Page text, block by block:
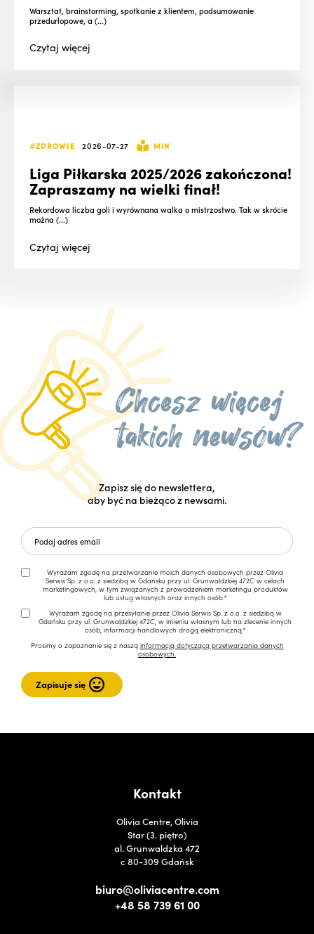
Warsztat, brainstorming, spotkanie z klientem, podsumowanie
przedurlopowe, a (...)
Czytajwięcej
#ZDROWIE 2026-07-27 MIN
Liga Piłkarska 2025/2026 zakończona!
Zapraszamy na wielki finał!
Rekordowa liczba goli i wyrównana walka o mistrzostwo. Tak w skrócie
można (...)
Czytajwięcej
Zapisz się do newslettera,
aby być na bieżąco z newsami.
Wyrażam zgodę na przetwarzanie moich danych osobowych przez Olivia
Serwis Sp. z o.o. z siedzibą w Gdańsku przy ul. Grunwaldzkiej 472C w celach
marketingowych, w tym związanych z prowadzeniem marketingu produktów
lub usług własnych oraz innych osób.*
Wyrażam zgodę na przesyłanie przez Olivia Serwis Sp. z o.o. z siedzibą w
Gdańsku przy ul. Grunwaldzkiej 472C, w imieniu własnym lub na zlecenie innych
osób, informacji handlowych drogą elektroniczną.*
Prosimy o zapoznanie się z naszą informacją dotyczącą przetwarzania danych
osobowych.
Kontakt
Olivia Centre, Olivia
Star (3. piętro)
al. Grunwaldzka 472
c 80-309 Gdańsk
biuro@oliviacentre.com
+48 58 739 61 00